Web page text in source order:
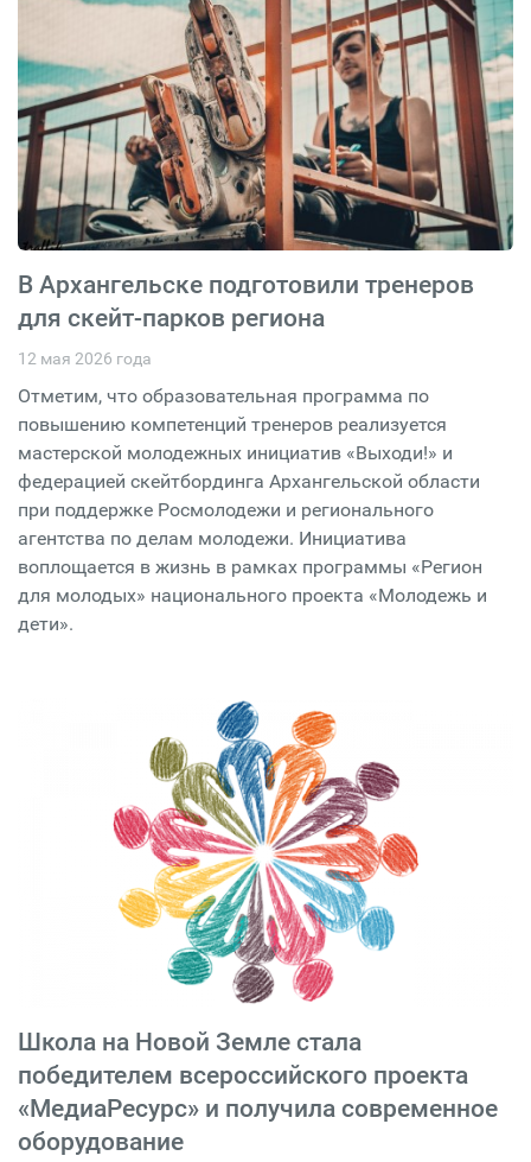
В Архангельске подготовили тренеров
для скейт-парков региона
12 мая 2026 года
Отметим, что образовательная программа по
повышению компетенций тренеров реализуется
мастерской молодежных инициатив «Выходи!» и
федерацией скейтбординга Архангельской области
при поддержке Росмолодежи и регионального
агентства по делам молодежи. Инициатива
воплощается в жизнь в рамках программы «Регион
для молодых» национального проекта «Молодежь и
дети».
Школа на Новой Земле стала
победителем всероссийского проекта
«МедиаРесурс» и получила современное
оборудование